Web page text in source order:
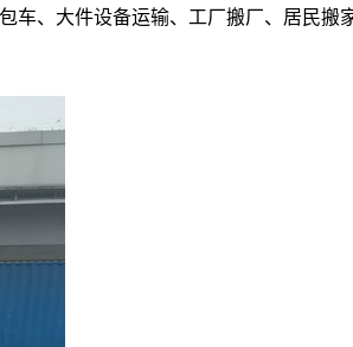
车、大件设备运输、工厂搬厂、居民搬